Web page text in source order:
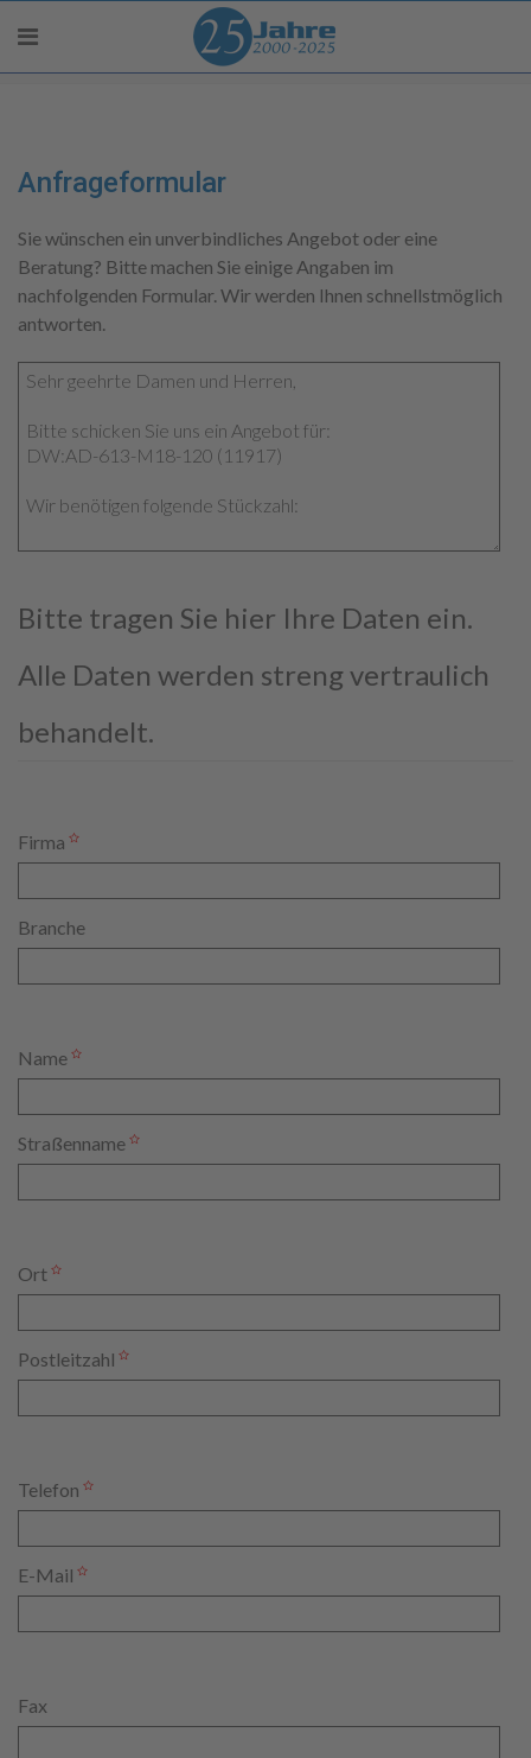
Anfrageformular
Sie wünschen ein unverbindliches Angebot oder eine
Beratung? Bitte machen Sie einige Angaben im
nachfolgenden Formular. Wir werden Ihnen schnellstmöglich
antworten.
Bitte tragen Sie hier Ihre Daten ein.
Alle Daten werden streng vertraulich
behandelt.
Firma
Branche
Name
Straßenname
Ort
Postleitzahl
Telefon
E-Mail
Fax